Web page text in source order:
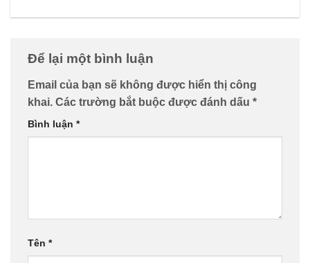
Để lại một bình luận
Email của bạn sẽ không được hiển thị công
khai. Các trường bắt buộc được đánh dấu *
Bình luận *
Tên *